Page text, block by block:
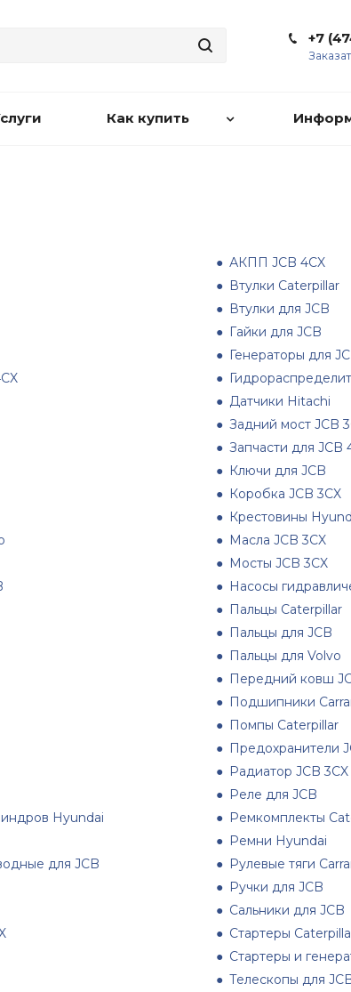
+7
Как купить
АКПП JCB 4CX
Втулки Caterpillar
Втулки для JCB
Гайки для JCB
Генераторы для
Датчики Hitachi
Задний мост JCB
Запчасти для JCB
Ключи для JCB
Коробка JCB 3CX
Крестовины
Масла JCB 3CX
Мосты JCB 3CX
Насосы
Пальцы Caterpillar
Пальцы для JCB
Пальцы для Volvo
Передний ковш
Подшипники
Помпы Caterpillar
Предохранители
Радиатор JCB 3CX
Реле для JCB
Hyundai
Ремкомплекты
Ремни Hyundai
для JCB
Рулевые тяги
Ручки для JCB
Сальники для JCB
Стартеры
Стартеры и
Телескопы для